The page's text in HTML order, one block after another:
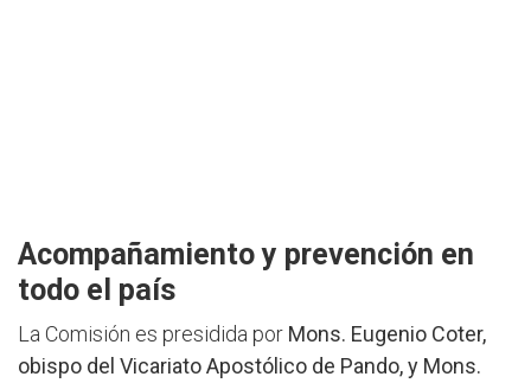
Acompañamiento y prevención en
todo el país
La Comisión es presidida por Mons. Eugenio Coter,
obispo del Vicariato Apostólico de Pando, y Mons.